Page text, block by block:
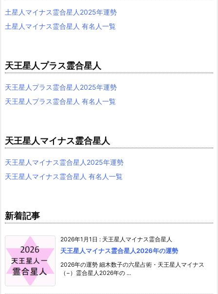
土星人マイナス霊合星人2025年運勢
土星人マイナス霊合星人 有名人一覧
天王星人プラス霊合星人
天王星人プラス霊合星人2025年運勢
天王星人プラス霊合星人 有名人一覧
天王星人マイナス霊合星人
天王星人マイナス霊合星人2025年運勢
天王星人マイナス霊合星人 有名人一覧
新着記事
2026年1月1日 : 天王星人マイナス霊合星人
天王星人マイナス霊合星人2026年の運勢
2026年の運勢 細木数子の六星占術・天王星人マイナス
（−）霊合星人2026年の ...